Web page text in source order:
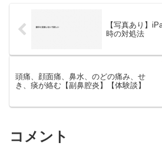
【写真あり】
時の対処法
頭痛、顔面痛、鼻水、のどの痛み、せ
き、痰が絡む【副鼻腔炎】【体験談】
コメント